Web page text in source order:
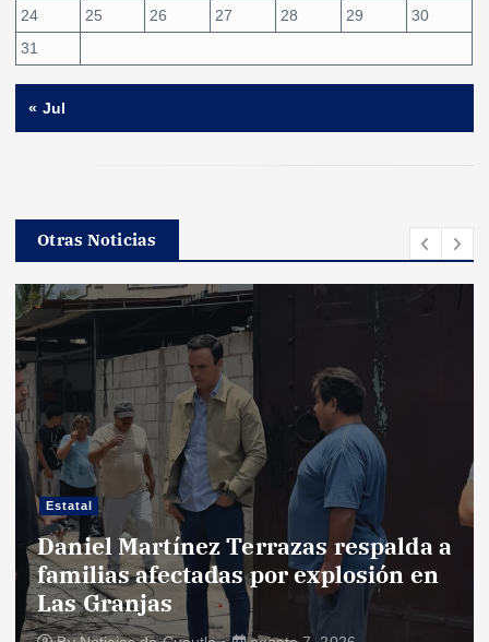
24
25 26 27 28 29
30
31
« Jul
Otras Noticias
Estatal
Daniel Martínez Terrazas respalda a
familias afectadas por explosión en
Las Granjas